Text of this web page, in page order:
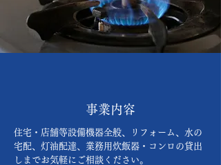
事業内容
住宅・店舗等設備機器全般、リフォーム、水の
宅配、灯油配達、業務用炊飯器・コンロの貸出
しまでお気軽にご相談ください。